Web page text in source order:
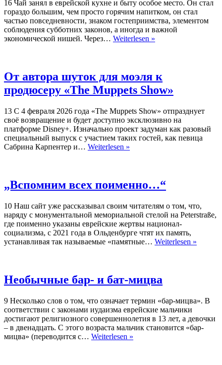
16 Чай занял в еврейской кухне и быту особое место. Он стал
гораздо большим, чем просто горячим напитком, он стал
частью повседневности, знаком гостеприимства, элементом
соблюдения субботних законов, а иногда и важной
экономической нишей. Через… Weiterlesen »
напиток,
ритуал,
память
От автора шуток для моэля к
продюсеру «The Muppets Show»
13 С 4 февраля 2026 года «The Muppets Show» отпразднует
своё возвращение и будет доступно эксклюзивно на
платформе Disney+. Изначально проект задуман как разовый
специальный выпуск с участием таких гостей, как певица
Сабрина Карпентер и… Weiterlesen »
моэля
к
«The
Muppets
Show»
„Вспомним всех поименно…“
10 Наш сайт уже рассказывал своим читателям о том, что,
наряду с монументальной мемориальной стелой на Peterstraße,
где поименно указаны еврейские жертвы национал-
социализма, с 2021 года в Ольденбурге чтят их память,
устанавливая так называемые «памятные… Weiterlesen »
Необычные бар- и бат-мицва
9 Несколько слов о том, что означает термин «бар-мицва». В
соответствии с законами иудаизма еврейские мальчики
достигают религиозного совершеннолетия в 13 лет, а девочки
– в двенадцать. С этого возраста мальчик становится «бар-
мицва» (переводится с… Weiterlesen »